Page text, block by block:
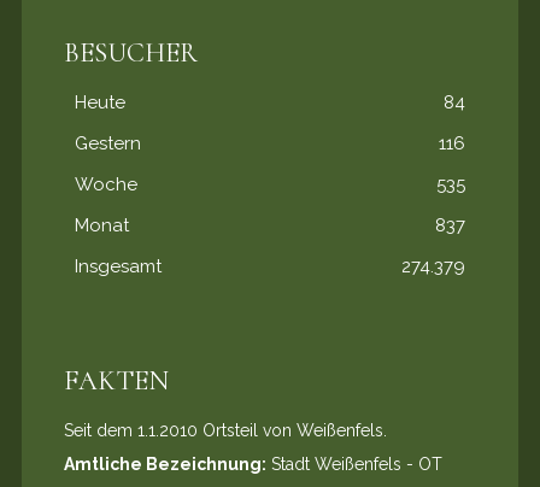
BESUCHER
Heute
84
Gestern
116
Woche
535
Monat
837
Insgesamt
274.379
FAKTEN
Seit dem 1.1.2010 Ortsteil von Weißenfels.
Amtliche Bezeichnung: Stadt Weißenfels - OT